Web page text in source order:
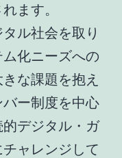
ます。
ル社会を取り
化ニーズへの
な課題を抱え
ー制度を中心
デジタル・ガ
ャレンジして